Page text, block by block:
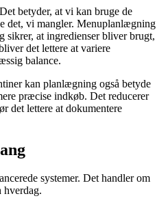
betyder, at vi kan bruge de
det, vi mangler. Menuplanlægning
sikrer, at ingredienser bliver brugt,
det lettere at variere
balance.
kan planlægning også betyde
præcise indkøb. Det reducerer
det lettere at dokumentere
systemer. Det handler om
hverdag.